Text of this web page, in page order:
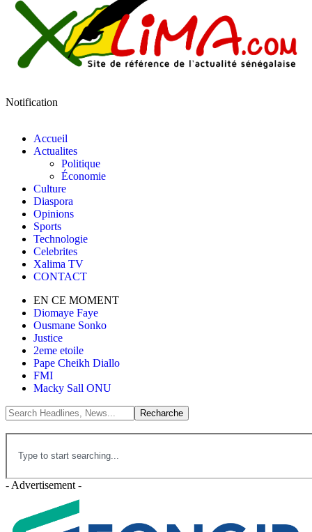
Notification
Accueil
Actualites
Politique
Économie
Culture
Diaspora
Opinions
Sports
Technologie
Celebrites
Xalima TV
CONTACT
EN CE MOMENT
Diomaye Faye
Ousmane Sonko
Justice
2eme etoile
Pape Cheikh Diallo
FMI
Macky Sall ONU
- Advertisement -